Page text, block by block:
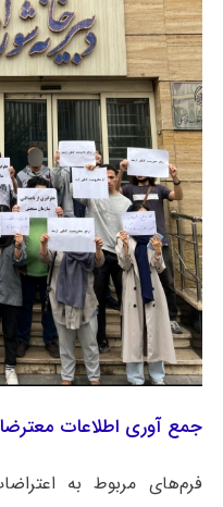
جمع آوری اطلاعات
فرم‌های مربوط به